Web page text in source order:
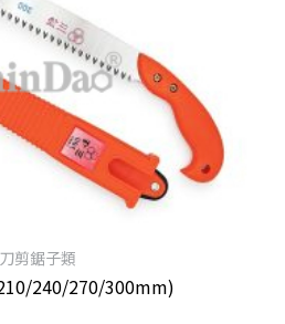
刀剪鋸子類
240/270/300mm)